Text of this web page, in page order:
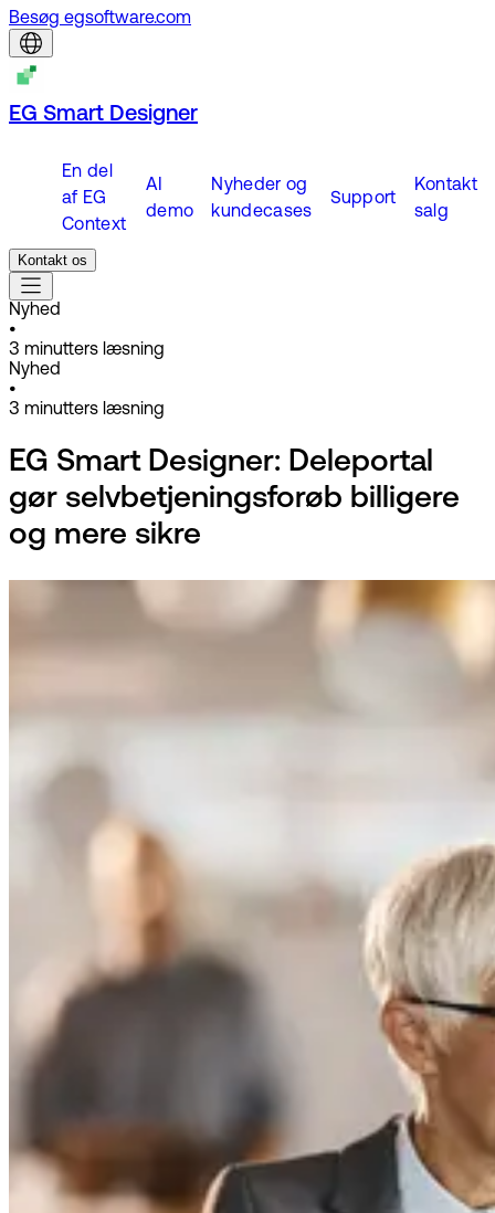
Besøg egsoftware.com
EG Smart Designer
En del
af EG
Context
AI
demo
Nyheder og
kundecases
Support
Kontakt
salg
Kontakt os
Nyhed
•
3 minutters læsning
Nyhed
•
3 minutters læsning
EG Smart Designer: Deleportal
gør selvbetjeningsforøb billigere
og mere sikre